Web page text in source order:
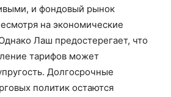
и фондовый рынок
на экономические
Лаш предостерегает, что
тарифов может
Долгосрочные
политик остаются